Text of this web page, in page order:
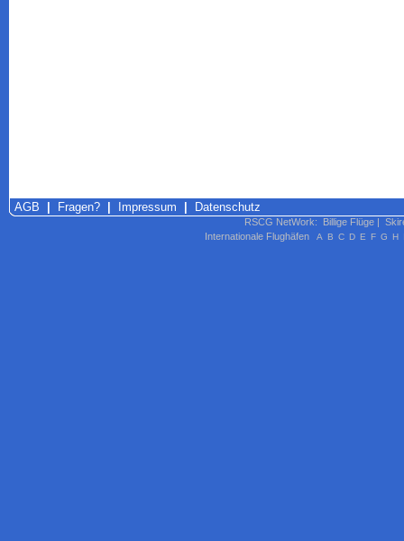
AGB Fragen? Impressum Datenschutz
RSCG NetWork: Billige Flüge |
Internationale Flughäfen
A B C D E F G H